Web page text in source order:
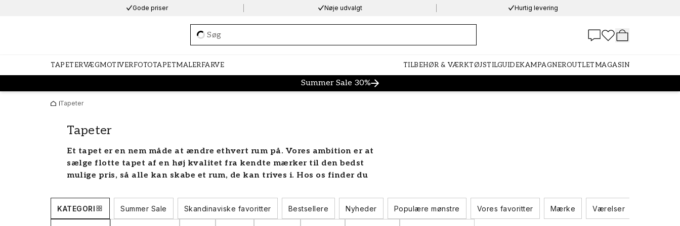
Gode priser Nøje udvalgt Hurtig levering
Loading…
TAPETERVÆGMOTIVERFOTOTAPETMALERFARVE TILBEHØR & VÆRKTØJSTILGUIDEKAMPAGNEROUTLETMAGASIN
Summer Sale 30%
Tapeter
Tapeter
Et tapet er en nem måde at ændre ethvert rum på. Vores ambition er at
sælge flotte tapet af en høj kvalitet fra kendte mærker til den bedst
mulige pris, så alle kan skabe et rum, de kan trives i. Hos os finder du
mønstre til alle rum i hjemmet. Vi har tapeter til enhver smag.
Smukke tapeter
KATEGORI Summer Sale Skandinaviske favoritter Bestsellere Nyheder Populære mønstre Vores favoritter Mærke Værelser